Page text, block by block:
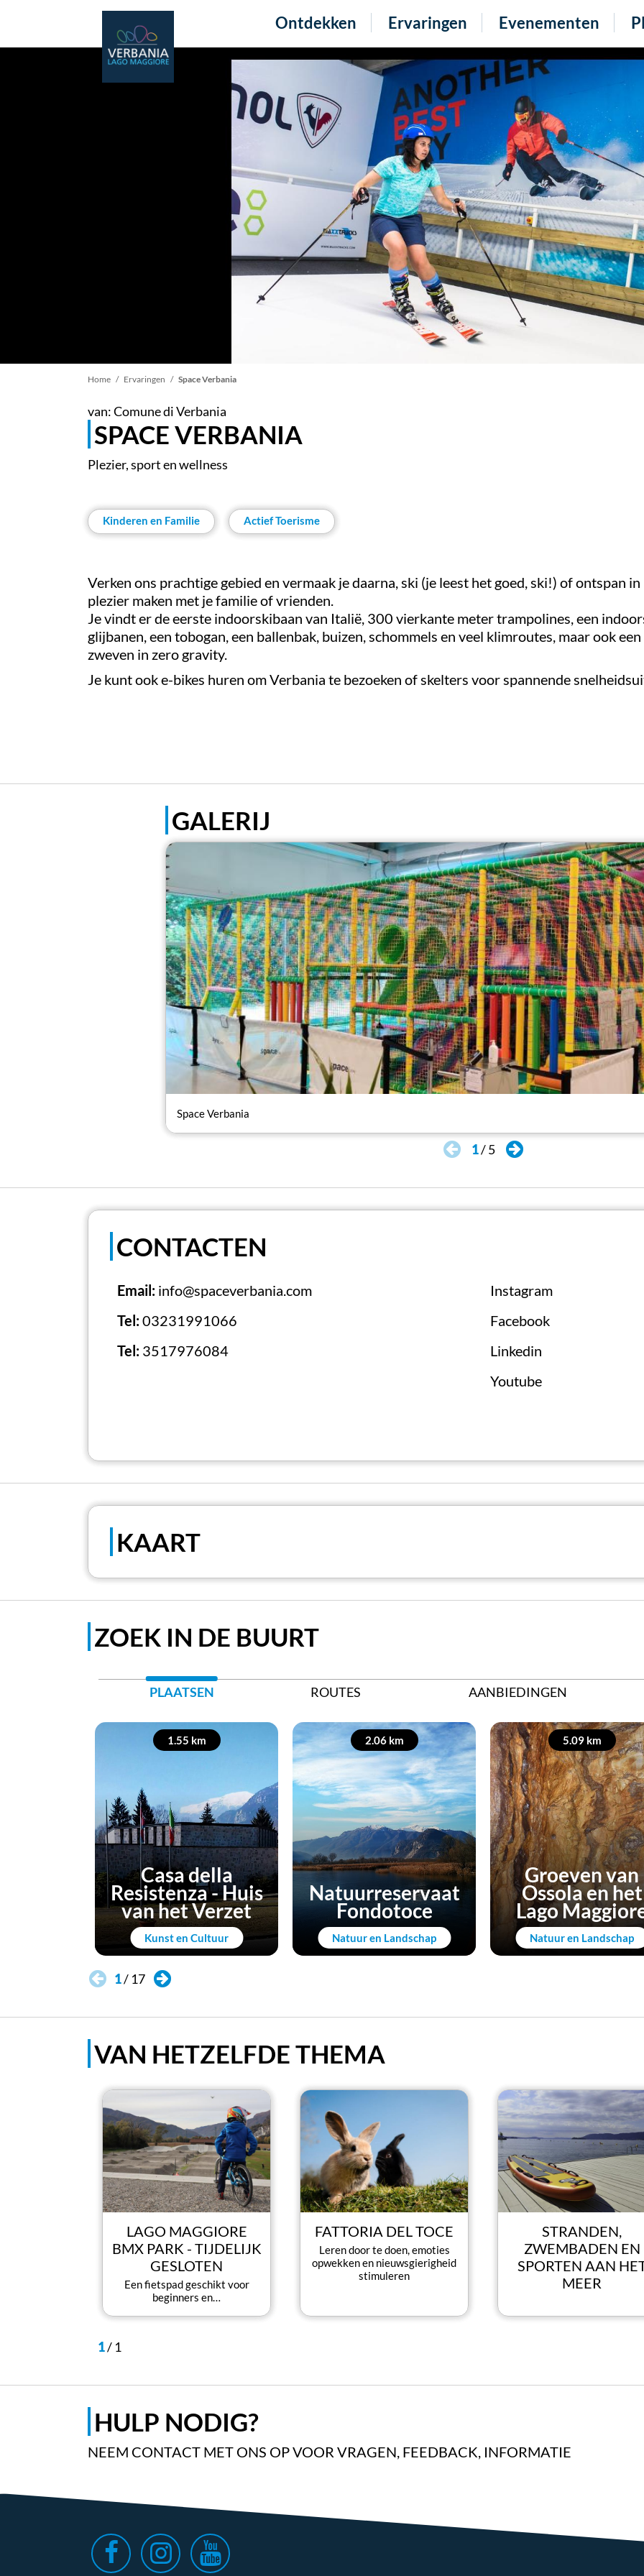
Ontdekken Ervaringen Evenementen
Kruimelpad
Home Ervaringen Space Verbania
van: Comune di Verbania
SPACE VERBANIA
Plezier, sport en wellness
Kinderen en Familie Actief Toerisme
Verken ons prachtige gebied en vermaak je daarna, ski (je leest het goed, ski!) of ontspan
plezier maken met je familie of vrienden.
Je vindt er de eerste indoorskibaan van Italië, 300 vierkante meter trampolines, een
glijbanen, een tobogan, een ballenbak, buizen, schommels en veel klimroutes, maar ook
zweven in zero gravity.
Je kunt ook e-bikes huren om Verbania te bezoeken of skelters voor spannende
GALERIJ
Space Verbania
1/5
CONTACTEN
Email: info@spaceverbania.com
Tel:03231991066
Tel: 3517976084
Instagram
Facebook
Linkedin
Youtube
KAART
ZOEK IN DE BUURT
PLAATSEN ROUTES AANBIEDINGEN
1.55 km
Kunst en Cultuur
Casa della
Resistenza - Huis
van het Verzet
2.06 km
Natuur en Landschap
Natuurreservaat
Fondotoce
5.09 km
Natuur en Landschap
Groeven van
Ossola en het
Lago
1/ 17
VAN HETZELFDE THEMA
LAGO MAGGIORE
BMX PARK - TIJDELIJK
GESLOTEN
Een fietspad geschikt voor
beginners en…
FATTORIA DEL TOCE
Leren door te doen, emoties
opwekken en nieuwsgierigheid
stimuleren
STRANDEN,
ZWEMBADEN EN
SPORTEN AAN
MEER
1/ 1
HULP NODIG?
NEEM CONTACT MET ONS OP VOOR VRAGEN, FEEDBACK, INFORMATIE